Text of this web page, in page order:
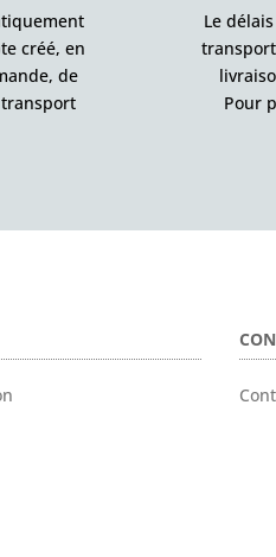
créé, en
de
transport
Le
Pour